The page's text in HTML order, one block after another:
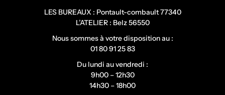
LES BUREAUX : Pontault-combault 77340
L’ATELIER : Belz 56550
Nous sommes à votre disposition au :
01 80 91 25 83
Du lundi au vendredi :
9h00 – 12h30
14h30 – 18h00